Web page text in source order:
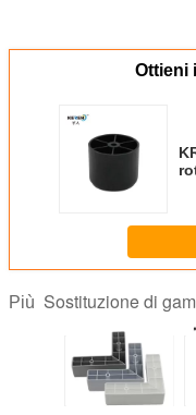
Ottieni
Più Sostituzione di